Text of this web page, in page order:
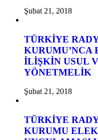
Şubat 21, 2018
TÜRKİYE
KURUMU’NCA
İLİŞKİN USUL
YÖNETMELİK
Şubat 21, 2018
TÜRKİYE
KURUMU